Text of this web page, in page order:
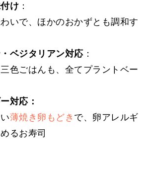
け ：
いで、ほかのおかずとも調和す
ベジタリアン対応：
三色ごはんも、全てプラントベー
対応：
薄焼き卵もどき で、卵アレルギ
るお寿司